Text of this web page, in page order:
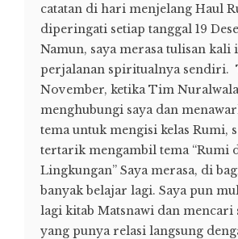
catatan di hari menjelang Haul
diperingati setiap tanggal 19
Namun, saya merasa tulisan kali
perjalanan spiritualnya sendiri.
November, ketika Tim Nuralwala
menghubungi saya dan
tema untuk mengisi kelas Rumi,
tertarik mengambil tema “Rumi
Lingkungan” Saya merasa, di
banyak belajar lagi. Saya pun
lagi kitab Matsnawi dan mencari
yang punya relasi langsung